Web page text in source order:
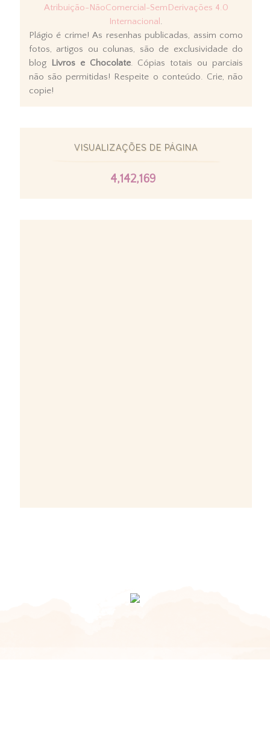
Atribuição-NãoComercial-SemDerivações 4.0
Internacional .
Plágio é crime! As resenhas publicadas, assim como
fotos, artigos ou colunas, são de exclusividade do
blog Livros e Chocolate. Cópias totais ou parciais
não são permitidas! Respeite o conteúdo. Crie, não
copie!
VISUALIZAÇÕES DE PÁGINA
4,142,169